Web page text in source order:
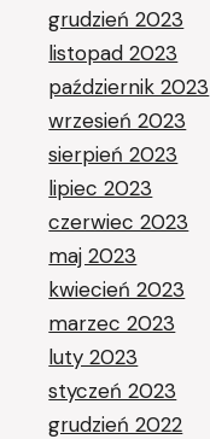
grudzień 2023
listopad 2023
październik 2023
wrzesień 2023
sierpień 2023
lipiec 2023
czerwiec 2023
maj 2023
kwiecień 2023
marzec 2023
luty 2023
styczeń 2023
grudzień 2022